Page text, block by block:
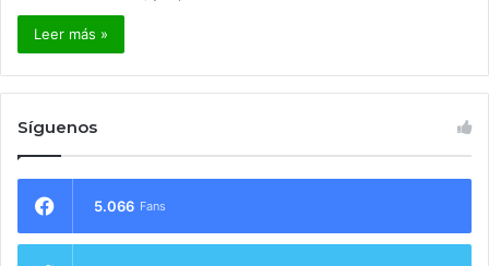
Leer más »
Síguenos
5.066 Fans